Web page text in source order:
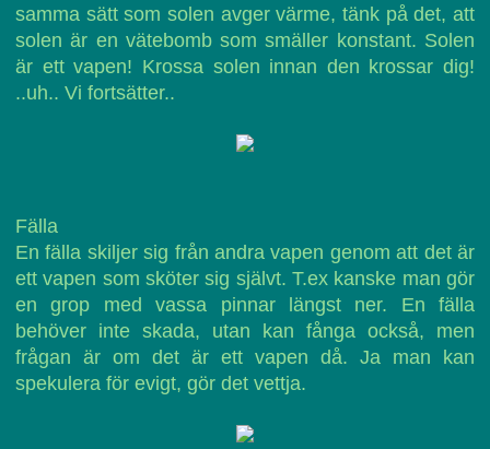
samma sätt som solen avger värme, tänk på det, att
solen är en vätebomb som smäller konstant. Solen
är ett vapen! Krossa solen innan den krossar dig!
..uh.. Vi fortsätter..
Fälla
En fälla skiljer sig från andra vapen genom att det är
ett vapen som sköter sig självt. T.ex kanske man gör
en grop med vassa pinnar längst ner. En fälla
behöver inte skada, utan kan fånga också, men
frågan är om det är ett vapen då. Ja man kan
spekulera för evigt, gör det vettja.